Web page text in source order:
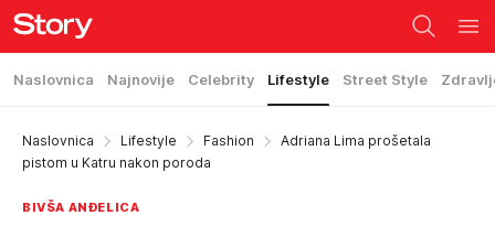
Naslovnica Najnovije Celebrity Lifestyle Street Style
Naslovnica Lifestyle Fashion
Adriana Lima prošetala
pistom u Katru nakon poroda
BIVŠA ANĐELICA